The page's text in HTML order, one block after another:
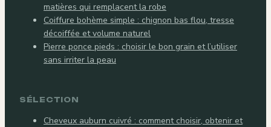
matières qui remplacent la robe
Coiffure bohème simple : chignon bas flou, tresse
décoiffée et volume naturel
Pierre ponce pieds : choisir le bon grain et l’utiliser
sans irriter la peau
SÉLECTION
Cheveux auburn cuivré : comment choisir, obtenir et